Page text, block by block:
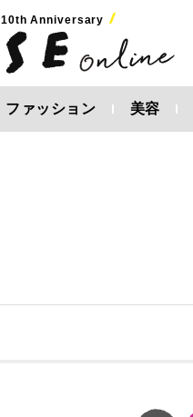
10th Anniversary
ファッション 美容